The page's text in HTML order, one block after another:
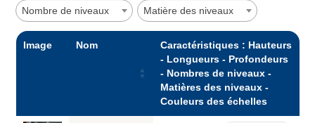
Nombre de niveaux Matière des niveaux
Image Nom
Caractéristiques : Hauteurs
- Longueurs - Profondeurs
- Nombres de niveaux -
Matières des niveaux -
Couleurs des échelles